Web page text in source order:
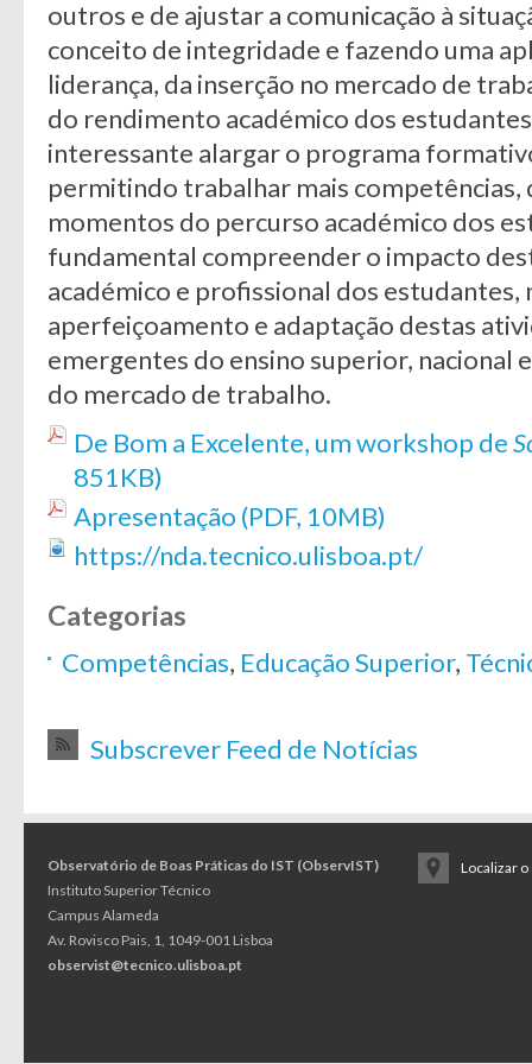
outros e de ajustar a comunicação à
conceito de integridade e fazendo uma
liderança, da inserção no mercado de
do rendimento académico dos
interessante alargar o programa
permitindo trabalhar mais competências,
momentos do percurso académico dos
fundamental compreender o impacto
académico e profissional dos estudantes,
aperfeiçoamento e adaptação destas
emergentes do ensino superior, nacional
do mercado de trabalho.
De Bom a Excelente, um workshop de
851KB)
Apresentação (PDF, 10MB)
https://nda.tecnico.ulisboa.pt/
Categorias
Competências, Educação Superior,
Subscrever Feed de Notícias
Observatório de Boas Práticas do IST (ObservIST)
Instituto Superior Técnico
Campus Alameda
Av. Rovisco Pais, 1, 1049-001 Lisboa
observist@tecnico.ulisboa.pt
Localizar o